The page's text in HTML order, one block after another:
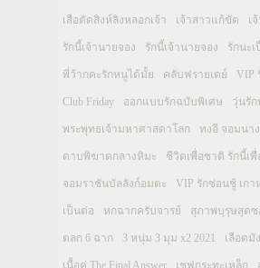
เสือตัดสิงห์ลิงหลอกเจ้า เจ้าสาวแก้ขัด เ
รักนี้เจ้านายจอง รักนี้เจ้านายจอง รักนะเ
พี่ว้ากคะรักหนูได้มั้ย คลับฟรายเดย์ VIP
Club Friday ออกแบบรักฉบับพิเศษ วุ่นรั
พระพุทธเจ้ามหาศาสดาโลก ทงอี จอมนา
ดาบพิฆาตกลางหิมะ ชีวิตเพื่อชาติ รักนี้เพื่
จอมราชันบัลลังก์อมตะ VIP รักซ่อนชู้ เกา
เป็นต่อ หกฉากครับจารย์ สุภาพบุรุษสุดซ
ตลก 6 ฉาก 3 หนุ่ม 3 มุม x2 2021 เลือดมั
เนื้อคู่ The Final Answer เชฟกระทะเหล็ก